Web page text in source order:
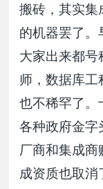
搬砖，其实集
的机器罢了。
大家出来都号
师，数据库
也不稀罕了。
各种政府金字
厂商和集成
成资质也取